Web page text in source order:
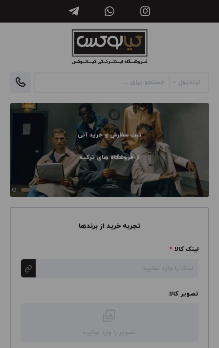
ثبت سفارش و خرید آنی
از فروشگاه های ترکیه
تجربه خرید از برندها
لینک کالا *
تصویر کالا